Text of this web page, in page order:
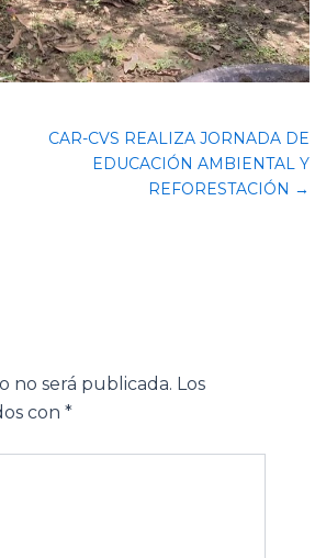
CAR-CVS REALIZA JORNADA DE
EDUCACIÓN AMBIENTAL Y
REFORESTACIÓN →
no será publicada. Los
con *